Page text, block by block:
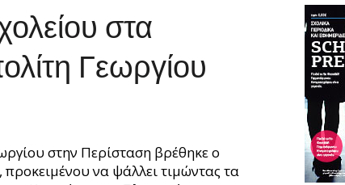
στα
Γεωργίου
στην Περίσταση βρέθηκε ο
να ψάλλει τιμώντας τα